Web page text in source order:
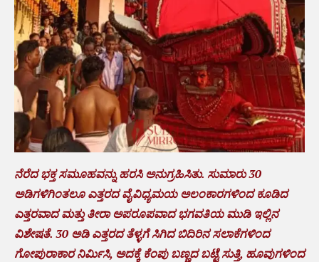
ನೆರೆದ ಭಕ್ತ ಸಮೂಹವನ್ನು ಹರಸಿ ಅನುಗ್ರಹಿಸಿತು. ಸುಮಾರು 30
ಅಡಿಗಳಿಗಿಂತಲೂ ಎತ್ತರದ ವೈವಿಧ್ಯಮಯ ಅಲಂಕಾರಗಳಿಂದ ಕೂಡಿದ
ಎತ್ತರವಾದ ಮತ್ತು ತೀರಾ ಅಪರೂಪವಾದ ಭಗವತಿಯ ಮುಡಿ ಇಲ್ಲಿನ
ವಿಶೇಷತೆ. 30 ಅಡಿ ಎತ್ತರದ ತೆಳ್ಳಗೆ ಸಿಗಿದ ಬಿದಿರಿನ ಸಲಾಕೆಗಳಿಂದ
ಗೋಪುರಾಕಾರ ನಿರ್ಮಿಸಿ, ಅದಕ್ಕೆ ಕೆಂಪು ಬಣ್ಣದ ಬಟ್ಟೆ ಸುತ್ತಿ, ಹೂವುಗಳಿಂದ